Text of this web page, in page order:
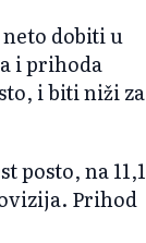
dobiti u
i prihoda
i biti niži za
posto, na 11,1
Prihod